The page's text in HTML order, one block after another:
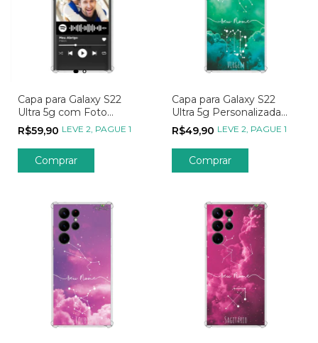
Capa para Galaxy S22
Ultra 5g com Foto
Momentos Spotify
R$59,90 LEVE 2, PAGUE 1
Capa para Galaxy S22
Ultra 5g Personalizada
Signos Constelação de
Virgem
R$49,90 LEVE 2, PAGUE 1